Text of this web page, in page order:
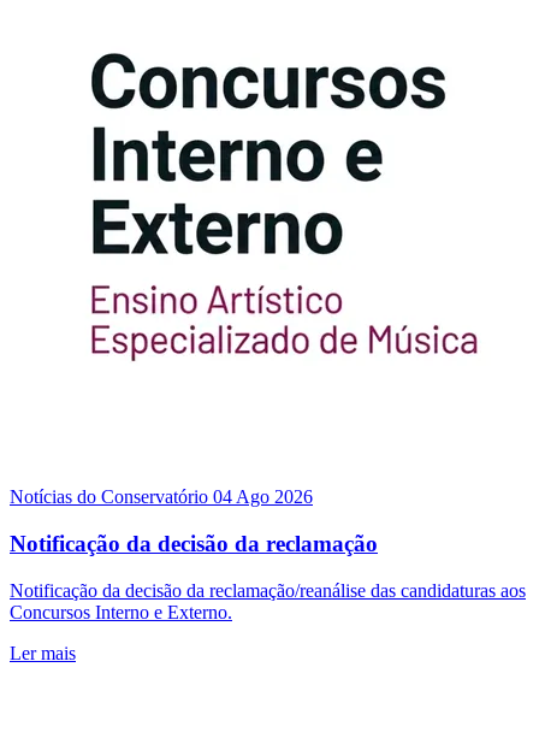
Notícias do Conservatório 04 Ago 2026
Notificação da decisão da reclamação
Notificação da decisão da reclamação/reanálise das candidaturas aos
Concursos Interno e Externo.
Ler mais